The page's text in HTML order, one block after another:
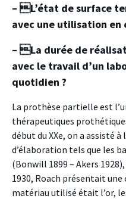
– L’état de surface
avec une utilisation en
– La durée de
avec le travail d’un
quotidien ?
La prothèse partielle est
thérapeutiques
début du XXe, on a assisté
d’élaboration tels que les
(Bonwill 1899 – Akers
1930, Roach présentait
matériau utilisé était l’or,